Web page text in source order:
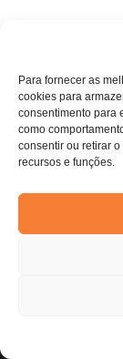
Para fornecer as
cookies para
consentimento para
como
consentir ou retirar
recursos e funções.
Todos os
Estamos usando